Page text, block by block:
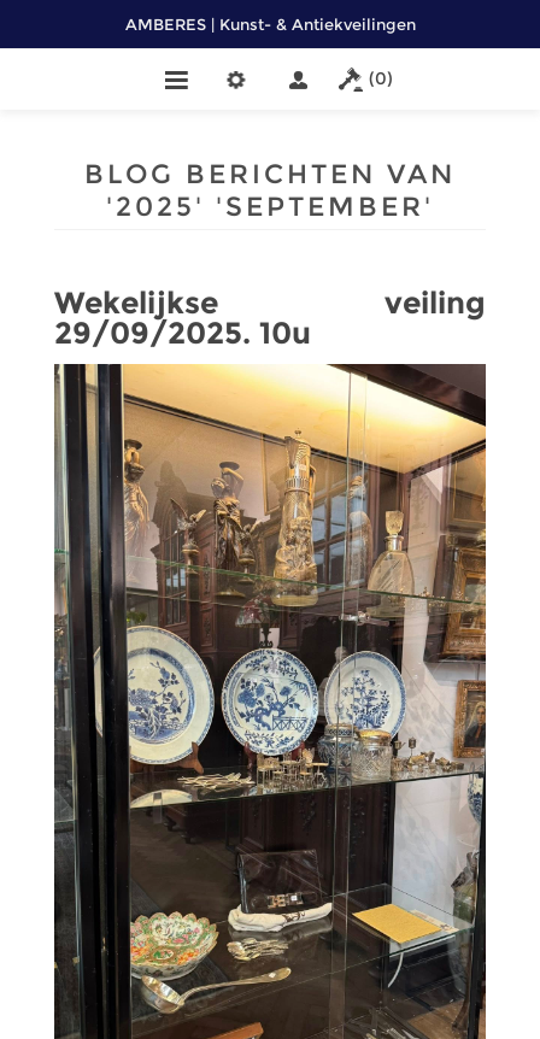
AMBERES | Kunst- & Antiekveilingen
(0)
BLOG BERICHTEN VAN
'2025' 'SEPTEMBER'
Wekelijkse veiling
29/09/2025. 10u